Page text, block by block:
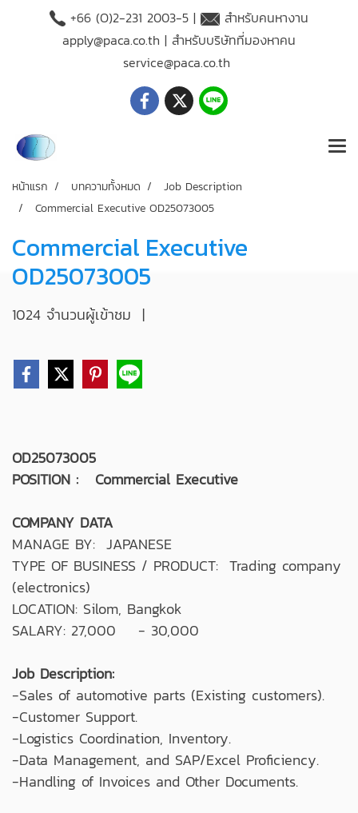
+66 (O)2-231 2003-5 |
สำหรับคนหางาน
apply@paca.co.th | สำหรับบริษัทที่มองหาคน
service@paca.co.th
หน้าแรก บทความทั้งหมด
Job Description
Commercial Executive OD25073005
Commercial Executive
OD25073005
1024 จำนวนผู้เข้าชม |
OD25073005
POSITION : Commercial Executive
COMPANY DATA
MANAGE BY: JAPANESE
TYPE OF BUSINESS / PRODUCT: Trading company
(electronics)
LOCATION: Silom, Bangkok
SALARY: 27,000 - 30,000
Job Description:
-Sales of automotive parts (Existing customers).
-Customer Support.
-Logistics Coordination, Inventory.
-Data Management, and SAP/Excel Proficiency.
-Handling of Invoices and Other Documents.